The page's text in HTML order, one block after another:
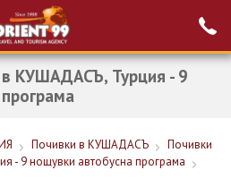
Проверка на
резервация
КУШАДАСЪ, Турция - 9
Почивки в КУШАДАСЪ
Почивки
- 9 нощувки автобусна програма